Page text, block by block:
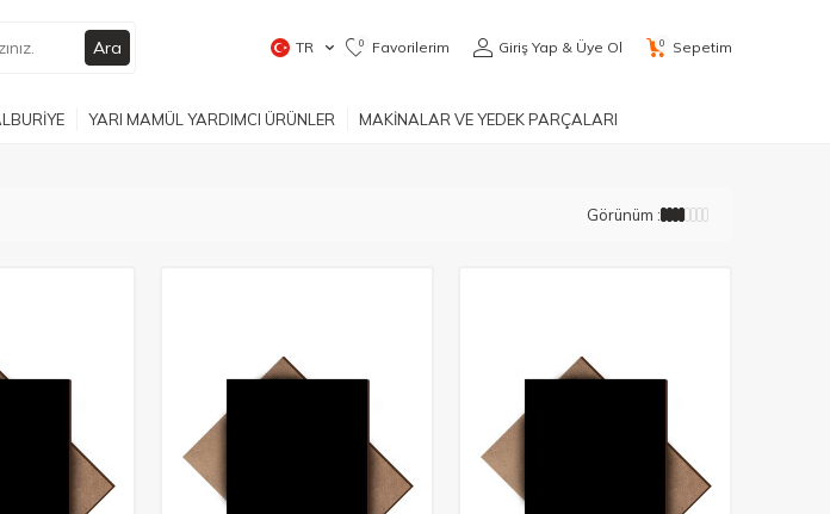
Ara TR 0 Favorilerim Giriş Yap & Üye Ol 0 Sepetim
YARI MAMÜL YARDIMCI ÜRÜNLER MAKİNALAR VE YEDEK PARÇALARI
Görünüm :